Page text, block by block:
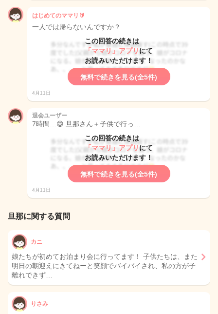
はじめてのママリ🔰
一人では帰らないんですか？
この回答の続きは
「ママリ」アプリ にて
お読みいただけます！
無料で続きを見る(全5件)
4月11日
退会ユーザー
7時間…😅 旦那さん＋子供で行っ…
この回答の続きは
「ママリ」アプリ にて
お読みいただけます！
無料で続きを見る(全5件)
4月11日
旦那に関する質問
カニ
娘たちが初めてお泊まり会に行ってます！ 子供たちは、また
明日の朝迎えにきてねーと笑顔でバイバイされ、私の方が子
離れできず…
りさみ